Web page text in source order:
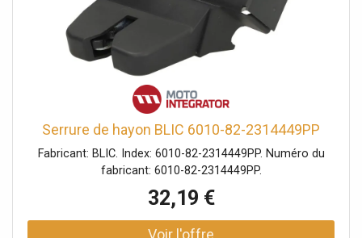
Serrure de hayon BLIC 6010-82-2314449PP
Fabricant: BLIC. Index: 6010-82-2314449PP. Numéro du
fabricant: 6010-82-2314449PP.
32,19 €